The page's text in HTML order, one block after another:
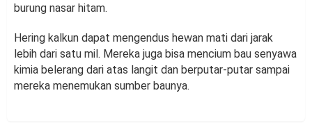
burung nasar hitam.
Hering kalkun dapat mengendus hewan mati dari jarak
lebih dari satu mil. Mereka juga bisa mencium bau senyawa
kimia belerang dari atas langit dan berputar-putar sampai
mereka menemukan sumber baunya.